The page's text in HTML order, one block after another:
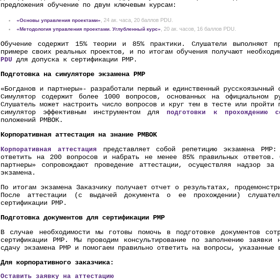
предложения обучение по двум ключевым курсам:
«Основы управления проектами» , 24 ак. часа, 20 баллов PDU.
«Методология управления проектами. Углубленный курс» , 20 ак. часов, 16 баллов PDU.
Обучение содержит 15% теории и 85% практики. Слушатели выполняют
примере своих реальных проектов, и по итогам обучения получают
PDU
для допуска к сертификации PMP.
Подготовка на симуляторе экзамена PMP
«Богданов и партнеры»- разработали первый и единственный русскоязычный
Симулятор содержит более 1000 вопросов, основанных на официальном
Слушатель может настроить число вопросов и круг тем в тесте или пройти
симулятор эффективным инструментом дляподготовки к прохождению
положений PMBOK.
Корпоративная аттестация на знание PMBOK
Корпоративная аттестация
представляет собой репетицию экзамена
ответить на 200 вопросов и набрать не менее 85% правильных ответов.
партнеры» сопровождают проведение аттестации, осуществляя надзор за
экзамена.
По итогам экзамена Заказчику получает отчет о результатах,
После аттестации (с выдачей документа о ее прохождении)
сертификации PMP.
Подготовка документов для сертификации PMP
В случае необходимости мы готовы помочь в подготовке документов
сертификации PMP. Мы проводим консультирование по заполнению
сдачу экзамена PMP и помогаем правильно ответить на вопросы, указанные
Для корпоративного заказчика:
Оставить заявку на аттестацию